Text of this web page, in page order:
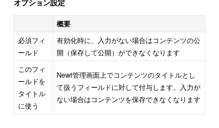
オプション設定
概要
必須フィ
ールド
有効化時に、入力がない場合はコンテンツの公
開（保存して公開）ができなくなります
このフィ
ールドを
タイトル
に使う
Newt管理画面上でコンテンツのタイトルとし
て扱うフィールドに対して付与します。入力が
ない場合はコンテンツを保存できなくなります